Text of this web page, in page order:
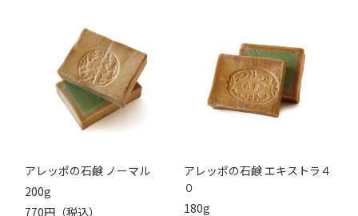
アレッポの石鹸 ノーマル
200g
770円（税込）
アレッポの石鹸 エキストラ４
０
180g